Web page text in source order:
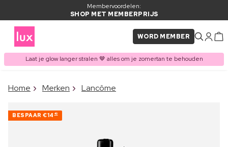
Membervoordelen:
SHOP MET MEMBERPRIJS
WORD MEMBER
Laat je glow langer stralen 🤎 alles om je zomertan te behouden
ITEM TOEGEVOEGD AAN
Home Merken Lancôme
BESPAAR €14 40